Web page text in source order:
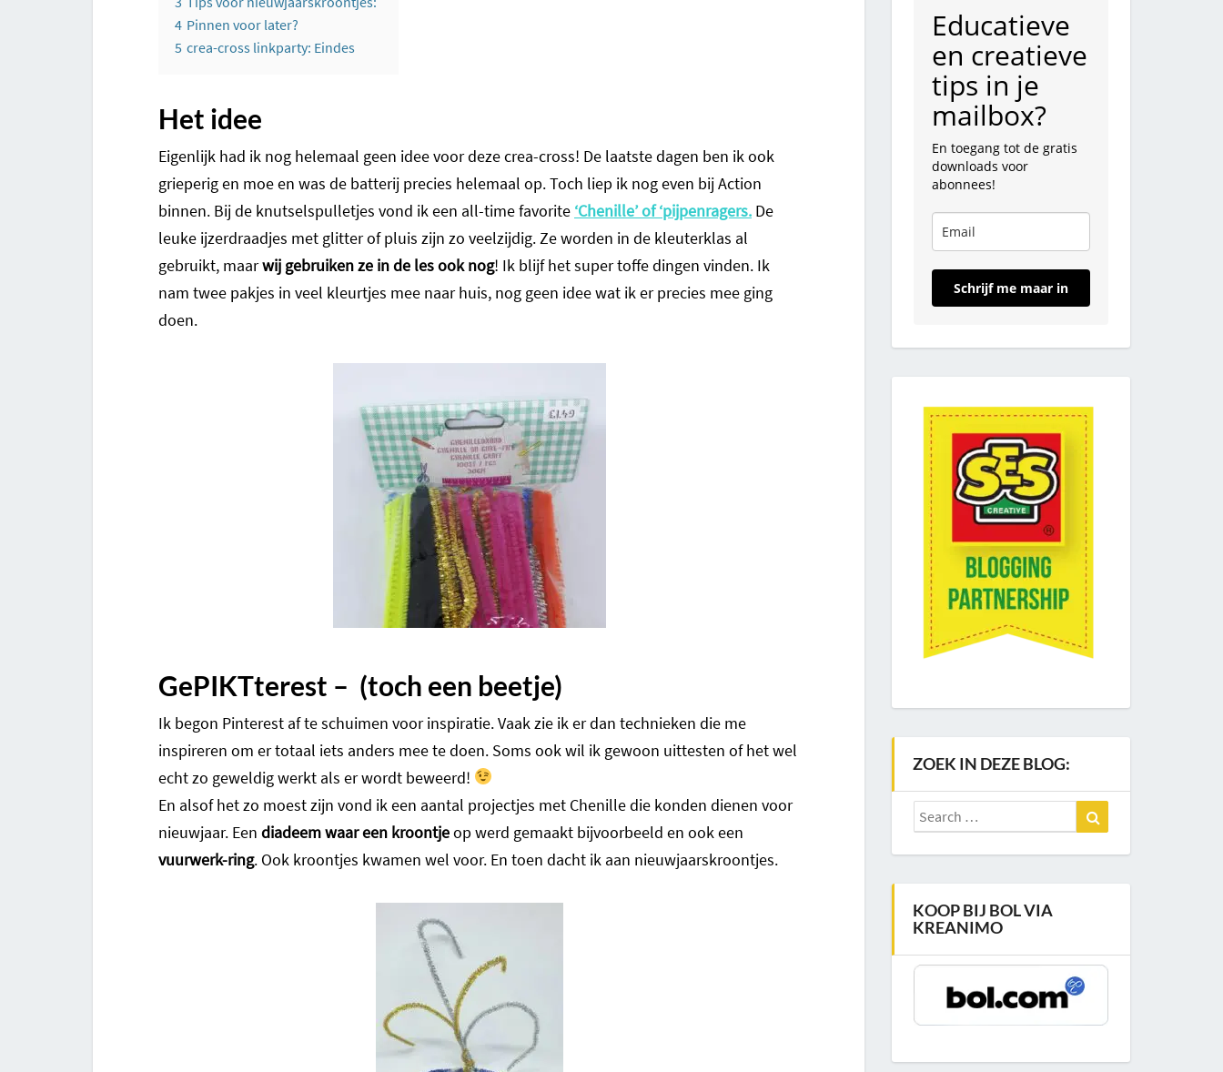
4 Pinnen voor later?
5 crea-cross linkparty: Eindes
Het idee
Eigenlijk had ik nog helemaal geen idee voor deze crea-cross! De laatste dagen ben ik ook
grieperig en moe en was de batterij precies helemaal op. Toch liep ik nog even bij Action
binnen. Bij de knutselspulletjes vond ik een all-time favorite ‘Chenille’ of ‘pijpenragers. De
leuke ijzerdraadjes met glitter of pluis zijn zo veelzijdig. Ze worden in de kleuterklas al
gebruikt, maarwij gebruiken ze in de les ook nog! Ik blijf het super toffe dingen vinden. Ik
nam twee pakjes in veel kleurtjes mee naar huis, nog geen idee wat ik er precies mee ging
doen.
GePIKTterest – (toch een beetje)
Ik begon Pinterest af te schuimen voor inspiratie. Vaak zie ik er dan technieken die me
inspireren om er totaal iets anders mee te doen. Soms ook wil ik gewoon uittesten of het wel
echt zo geweldig werkt als er wordt beweerd!
En alsof het zo moest zijn vond ik een aantal projectjes met Chenille die konden dienen voor
nieuwjaar. Een diadeem waar een kroontjeop werd gemaakt bijvoorbeeld en ook een
vuurwerk-ring. Ook kroontjes kwamen wel voor. En toen dacht ik aan nieuwjaarskroontjes.
Educatieve
en creatieve
tips in je
mailbox?
En toegang tot de gratis
downloads voor
abonnees!
Schrijf me maar in
ZOEK IN DEZE BLOG:
Search
for:
KOOP BIJ BOL VIA
KREANIMO